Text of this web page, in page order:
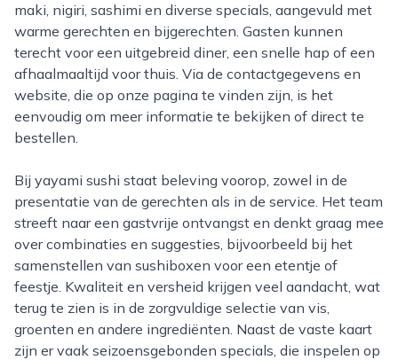
maki, nigiri, sashimi en diverse specials, aangevuld met
warme gerechten en bijgerechten. Gasten kunnen
terecht voor een uitgebreid diner, een snelle hap of een
afhaalmaaltijd voor thuis. Via de contactgegevens en
website, die op onze pagina te vinden zijn, is het
eenvoudig om meer informatie te bekijken of direct te
bestellen.
Bij yayami sushi staat beleving voorop, zowel in de
presentatie van de gerechten als in de service. Het team
streeft naar een gastvrije ontvangst en denkt graag mee
over combinaties en suggesties, bijvoorbeeld bij het
samenstellen van sushiboxen voor een etentje of
feestje. Kwaliteit en versheid krijgen veel aandacht, wat
terug te zien is in de zorgvuldige selectie van vis,
groenten en andere ingrediënten. Naast de vaste kaart
zijn er vaak seizoensgebonden specials, die inspelen op